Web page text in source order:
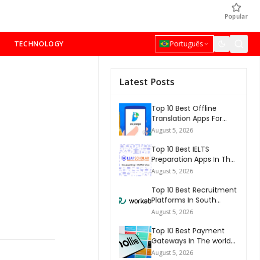
Popular
TECHNOLOGY Português
Latest Posts
Top 10 Best Offline
Translation Apps For
Travel In 2026
August 5, 2026
Top 10 Best IELTS
Preparation Apps In The
World 2026
August 5, 2026
Top 10 Best Recruitment
Platforms In South
Africa 2026
August 5, 2026
Top 10 Best Payment
Gateways In The world
2026
August 5, 2026